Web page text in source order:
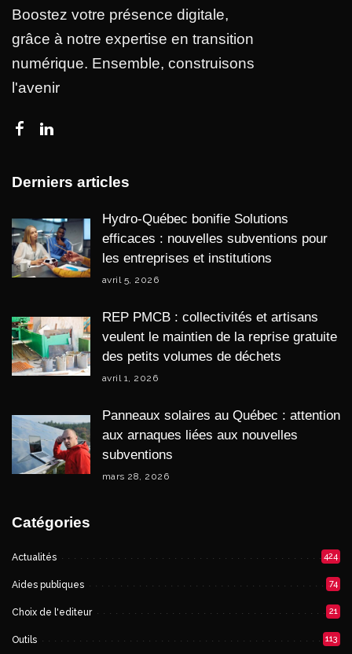
Boostez votre présence digitale,
grâce à notre expertise en transition
numérique. Ensemble, construisons
l'avenir
Derniers articles
Hydro-Québec bonifie Solutions
efficaces : nouvelles subventions pour
les entreprises et institutions
avril 5, 2026
REP PMCB : collectivités et artisans
veulent le maintien de la reprise gratuite
des petits volumes de déchets
avril 1, 2026
Panneaux solaires au Québec : attention
aux arnaques liées aux nouvelles
subventions
mars 28, 2026
Catégories
Actualités 424
Aides publiques 74
Choix de l'editeur 21
Outils 113